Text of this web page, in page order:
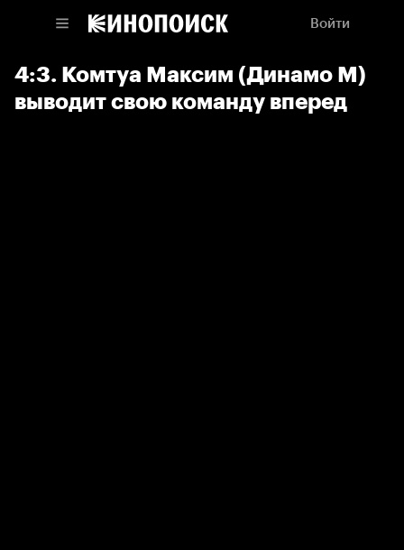
Войти
4:3. Комтуа Максим (Динамо М)
выводит свою команду вперед